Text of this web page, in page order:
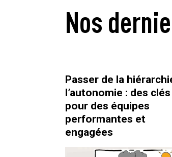
Nos
Passer de la
l’autonomie : des clés
pour des équipes
performantes et
engagées